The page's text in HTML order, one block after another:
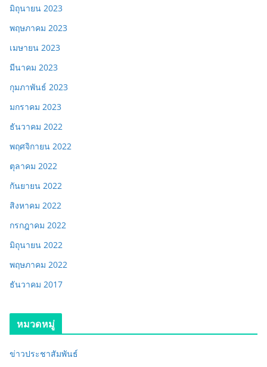
มิถุนายน 2023
พฤษภาคม 2023
เมษายน 2023
มีนาคม 2023
กุมภาพันธ์ 2023
มกราคม 2023
ธันวาคม 2022
พฤศจิกายน 2022
ตุลาคม 2022
กันยายน 2022
สิงหาคม 2022
กรกฎาคม 2022
มิถุนายน 2022
พฤษภาคม 2022
ธันวาคม 2017
หมวดหมู่
ข่าวประชาสัมพันธ์